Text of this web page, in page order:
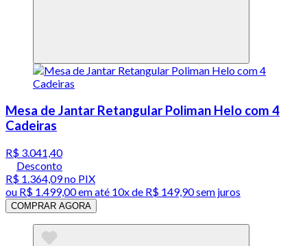
Mesa de Jantar Retangular Poliman Helo com 4
Cadeiras
R$ 3.041,40
Desconto
R$ 1.364,09no PIX
ou R$ 1.499,00em até 10x de R$ 149,90 sem juros
COMPRAR AGORA